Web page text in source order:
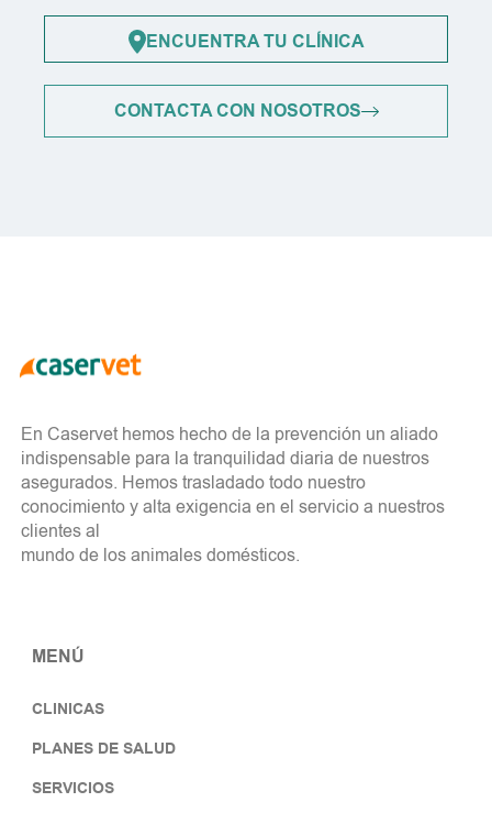
ENCUENTRA TU CLÍNICA
CONTACTA CON NOSOTROS
En Caservet hemos hecho de la prevención un aliado
indispensable para la tranquilidad diaria de nuestros
asegurados. Hemos trasladado todo nuestro
conocimiento y alta exigencia en el servicio a nuestros
clientes al
mundo de los animales domésticos.
MENÚ
CLINICAS
PLANES DE SALUD
SERVICIOS